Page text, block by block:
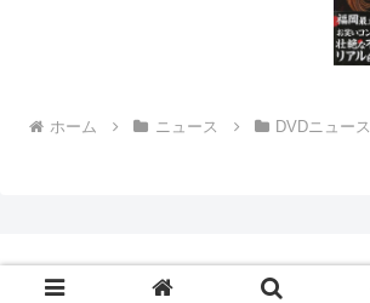
ホーム ニュース DVDニュース